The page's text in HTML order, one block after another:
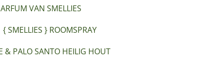
VAN SMELLIES
{ SMELLIES } ROOMSPRAY
& PALO SANTO HEILIG HOUT